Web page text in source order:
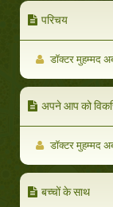
परिचय
डॉक्टर मुहम्मद
अपने आप को
डॉक्टर मुहम्मद
बच्चों के साथ